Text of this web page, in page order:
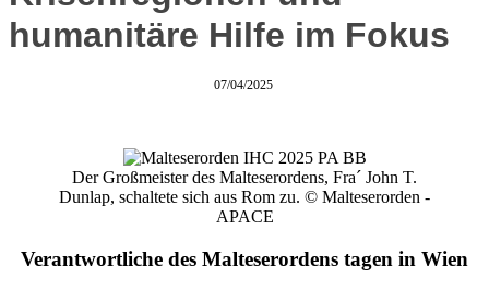
humanitäre Hilfe im Fokus
07/04/2025
Der Großmeister des Malteserordens, Fra´ John T.
Dunlap, schaltete sich aus Rom zu. © Malteserorden -
APACE
Verantwortliche des Malteserordens tagen in Wien